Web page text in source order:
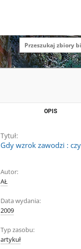
OPIS
Tytuł:
Gdy wzrok zawodzi :
Autor:
AŁ
Data wydania:
2009
Typ zasobu:
artykuł